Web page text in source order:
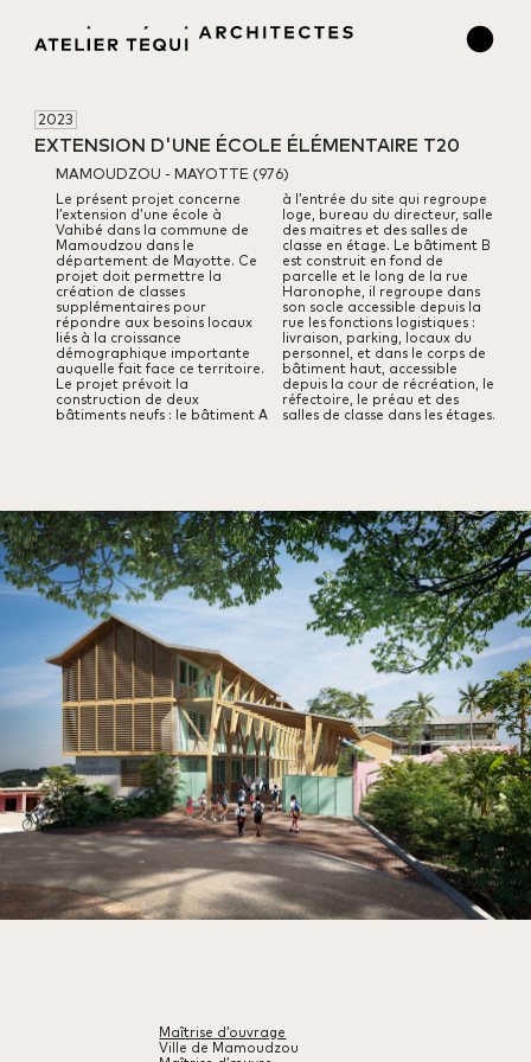
2023
EXTENSION D'UNE ÉCOLE ÉLÉMENTAIRE T20
MAMOUDZOU - MAYOTTE (976)
Le présent projet concerne
l’extension d’une école à
Vahibé dans la commune de
Mamoudzou dans le
département de Mayotte. Ce
projet doit permettre la
création de classes
supplémentaires pour
répondre aux besoins locaux
liés à la croissance
démographique importante
auquelle fait face ce territoire.
Le projet prévoit la
construction de deux
bâtiments neufs : le bâtiment A
à l’entrée du site qui regroupe
loge, bureau du directeur, salle
des maitres et des salles de
classe en étage. Le bâtiment B
est construit en fond de
parcelle et le long de la rue
Haronophe, il regroupe dans
son socle accessible depuis la
rue les fonctions logistiques :
livraison, parking, locaux du
personnel, et dans le corps de
bâtiment haut, accessible
depuis la cour de récréation, le
réfectoire, le préau et des
salles de classe dans les étages.
Maîtrise d’ouvrage
Ville de Mamoudzou